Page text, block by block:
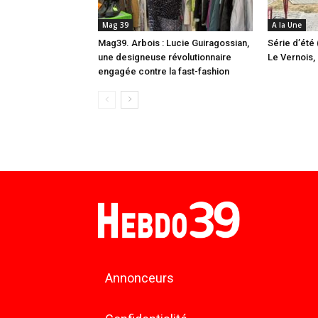
Mag 39
Mag39. Arbois : Lucie Guiragossian,
une designeuse révolutionnaire
engagée contre la fast-fashion
A la Une
Série d’été
Le